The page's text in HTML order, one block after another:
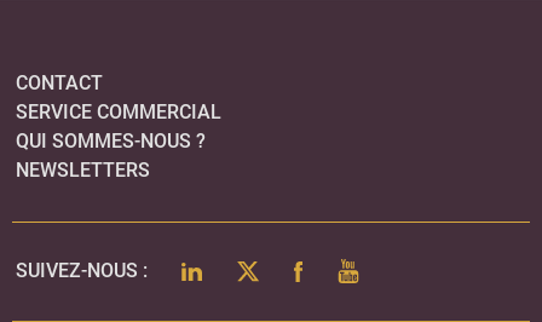
CONTACT
SERVICE COMMERCIAL
QUI SOMMES-NOUS ?
NEWSLETTERS
SUIVEZ-NOUS : LINKEDINTWITTERFACEBOOK
YOUTUBE